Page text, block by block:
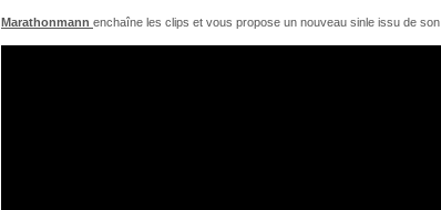
Marathonmann enchaîne les clips et vous propose un nouveau sinle issu de son